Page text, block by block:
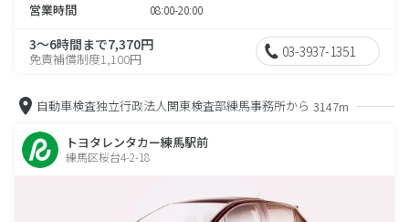
営業時間 08:00-20:00
3～6時間まで7,370円
免責補償制度1,100円 03-3937-1351
自動車検査独立行政法人関東検査部練馬事務所から 3147m
トヨタレンタカー練馬駅前
練馬区桜台4-2-18